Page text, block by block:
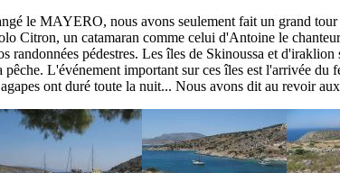
le MAYERO, nous avons seulement fait un grand
Citron, un catamaran comme celui d'Antoine le
randonnées pédestres. Les îles de Skinoussa et
pêche. L'événement important sur ces îles est l'arrivée
ont duré toute la nuit... Nous avons dit au revoir